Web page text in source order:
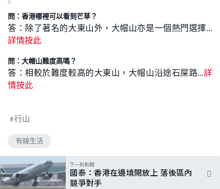
問：香港哪裡可以看到芒草？
答：除了著名的大東山外，大帽山亦是一個熱門選擇…
詳情按此
問：大帽山難度高嗎？
答：相較於難度較高的大東山，大帽山沿途石屎路…詳
情按此
行山
有線生活
下一則新聞
國泰：香港在邊境開放上 落後區內
競爭對手